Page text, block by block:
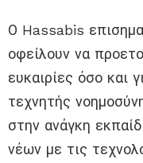
Ο Hassabis
οφείλουν να
ευκαιρίες όσο και
τεχνητής
στην ανάγκη
νέων με τις